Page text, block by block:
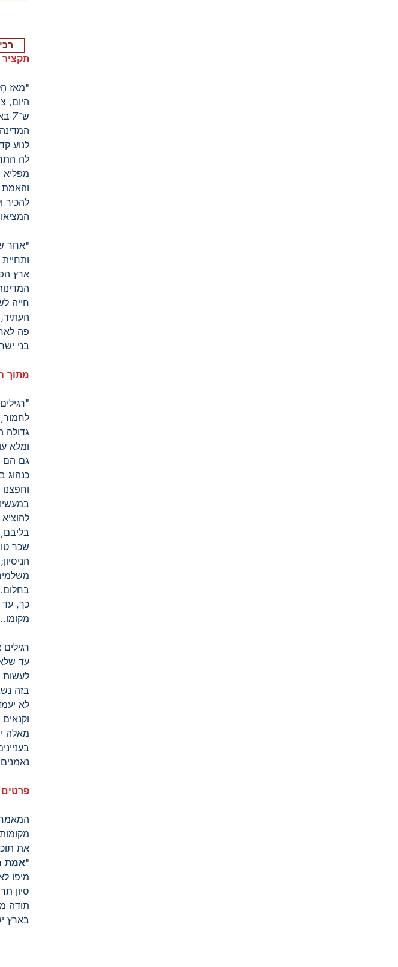
היום,
לנוע
לה
מפליא
והאמת
להכיר
"אחר
ארץ
חייה
פה
בני
מתוך
גדולה
ומלא
גם הם
כנהוג
שכר
כך, עד
עד
לעשות
בזה
לא
מאלה
את
"אמת
מיפו
סיון
תודה
בארץ ישראל,